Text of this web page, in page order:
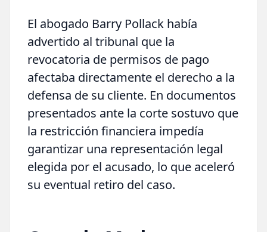
El abogado Barry Pollack había
advertido al tribunal que la
revocatoria de permisos de pago
afectaba directamente el derecho a la
defensa de su cliente. En documentos
presentados ante la corte sostuvo que
la restricción financiera impedía
garantizar una representación legal
elegida por el acusado, lo que aceleró
su eventual retiro del caso.